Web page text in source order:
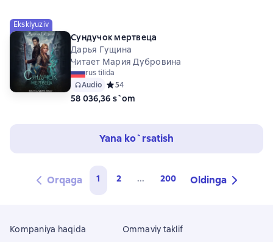
Eksklyuziv
Сундучок мертвеца
Дарья Гущина
Читает Мария Дубровина
rus tilida
Audio Средний рейтинг 5 на основе 4 оценок
54
58 036,36 s`om
Yana ko`rsatish
Orqaga 1 2 ... 200 Oldinga
Kompaniya haqida Ommaviy taklif